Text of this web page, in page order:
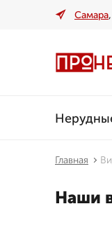
Самара
Главная
Наши